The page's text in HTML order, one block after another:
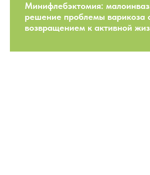
Минифлебэктомия:
решение проблемы варикоза
возвращением к активной